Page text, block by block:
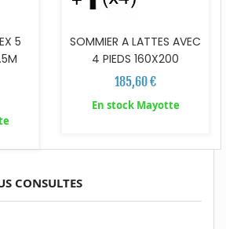
5
SOMMIER A LATTES AVEC
4 PIEDS 160X200
185,60 €
En stock Mayotte
CONSULTES